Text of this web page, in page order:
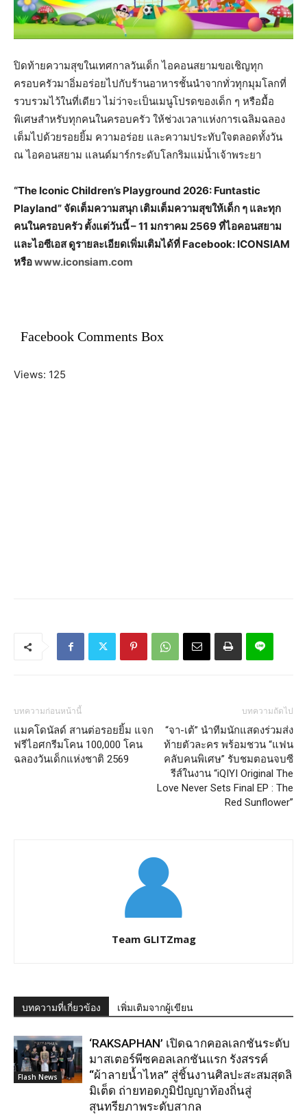
ปิดท้ายความสุขในเทศกาลวันเด็ก ไอคอนสยามขอเชิญทุก
ครอบครัวมาอิ่มอร่อยไปกับร้านอาหารชั้นนำจากทั่วทุกมุมโลกที่
รวบรวมไว้ในที่เดียว ไม่ว่าจะเป็นเมนูโปรดของเด็ก ๆ หรือมื้อ
พิเศษสำหรับทุกคนในครอบครัว ให้ช่วงเวลาแห่งการเฉลิมฉลอง
เต็มไปด้วยรอยยิ้ม ความอร่อย และความประทับใจตลอดทั้งวัน
ณ ไอคอนสยาม แลนด์มาร์กระดับโลกริมแม่น้ำเจ้าพระยา
“The Iconic Children’s Playground 2026: Funtastic
Playland” จัดเต็มความสนุก เติมเต็มความสุขให้เด็ก ๆ และทุก
คนในครอบครัว ตั้งแต่วันนี้ – 11 มกราคม 2569 ที่ไอคอนสยาม
และไอซีเอส ดูรายละเอียดเพิ่มเติมได้ที่ Facebook: ICONSIAM
หรือwww.iconsiam.com
Facebook Comments Box
Views: 125
บทความก่อนหน้านี้
แมคโดนัลด์ สานต่อรอยยิ้ม แจก
ฟรีไอศกรีมโคน 100,000 โคน
ฉลองวันเด็กแห่งชาติ 2569
บทความถัดไป
“จา-เต้” นำทีมนักแสดงร่วมส่ง
ท้ายตัวละคร พร้อมชวน “แฟน
คลับคนพิเศษ” รับชมตอนจบซี
รีส์ในงาน “iQIYI Original The
Love Never Sets Final EP : The
Red Sunflower”
Team GLITZmag
บทความที่เกี่ยวข้อง เพิ่มเติมจากผู้เขียน
Flash News
‘RAKSAPHAN’ เปิดฉากคอลเลกชันระดับ
มาสเตอร์พีซคอลเลกชันแรก รังสรรค์
“ผ้าลายน้ำไหล” สู่ชิ้นงานศิลปะสะสมสุดลิ
มิเต็ด ถ่ายทอดภูมิปัญญาท้องถิ่นสู่
สุนทรียภาพระดับสากล